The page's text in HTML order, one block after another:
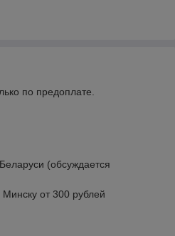
по предоплате.
(обсуждается
от 300 рублей